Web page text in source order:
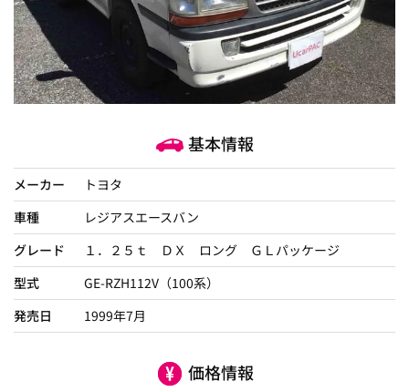
基本情報
メーカー
トヨタ
車種
レジアスエースバン
グレード
１．２５ｔ ＤＸ ロング ＧＬパッケージ
型式
GE-RZH112V（100系）
発売日
1999年7月
価格情報